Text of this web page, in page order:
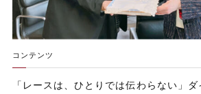
コンテンツ
「レースは、ひとりでは伝わらない」